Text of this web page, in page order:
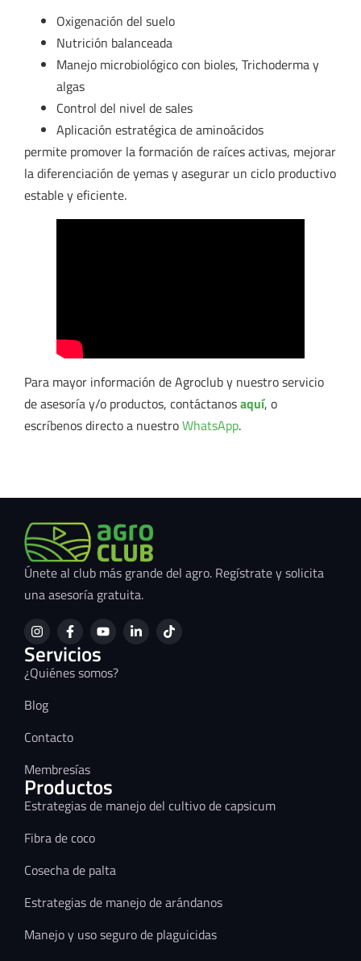
Oxigenación del suelo
Nutrición balanceada
Manejo microbiológico con bioles, Trichoderma y
algas
Control del nivel de sales
Aplicación estratégica de aminoácidos
permite promover la formación de raíces activas, mejorar
la diferenciación de yemas y asegurar un ciclo productivo
estable y eficiente.
Para mayor información de Agroclub y nuestro servicio
de asesoría y/o productos, contáctanosaquí, o
escríbenos directo a nuestroWhatsApp.
Únete al club más grande del agro. Regístrate y solicita
una asesoría gratuita.
Servicios
¿Quiénes somos?
Blog
Contacto
Membresías
Productos
Estrategias de manejo del cultivo de capsicum
Fibra de coco
Cosecha de palta
Estrategias de manejo de arándanos
Manejo y uso seguro de plaguicidas